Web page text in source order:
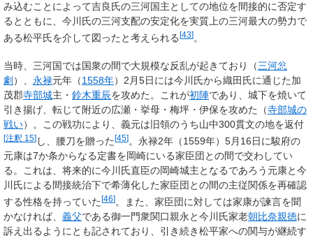
み込むことによって吉良氏の三河国主としての地位を間接的に否定す
るとともに、今川氏の三河支配の安定化を実質上の三河最大の勢力で
ある松平氏を介して図ったと考えられる [43] 。
当時、三河国では国衆の間で大規模な反乱が起きており（三河忩
劇 ）、 永禄元年（1558年）2月5日には今川氏から織田氏に通じた加
茂郡寺部城主・ 鈴木重辰を攻めた。これが初陣であり、城下を焼いて
引き揚げ、転じて附近の広瀬・挙母・梅坪・伊保を攻めた（寺部城の
戦い）。この戦功により、義元は旧領のうち山中300貫文の地を返付
[注釈 15] し、腰刀を贈った[45]。永禄2年（1559年）5月16日に駿府の
元康は7か条からなる定書を岡崎にいる家臣団との間で交わしてい
る。これは、将来的に今川氏直臣の岡崎城主となるであろう元康と今
川氏による間接統治下で希薄化した家臣団との間の主従関係を再確認
する性格を持っていた[46]。また、家臣団に対しては家康が諫言を聞
かなければ、 義父である御一門衆関口親永と今川氏家老朝比奈親徳に
訴え出るようにとも記されており、引き続き松平家への関与が継続す